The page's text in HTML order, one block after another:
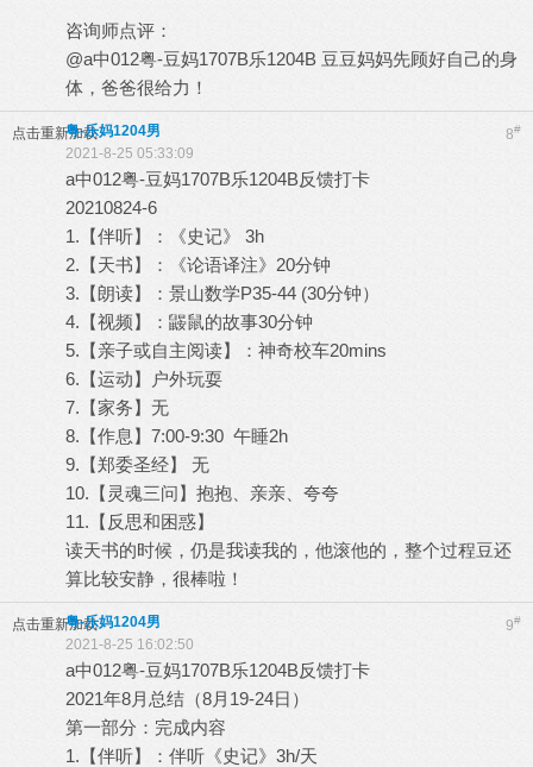
咨询师点评：
@a中012粤-豆妈1707B乐1204B 豆豆妈妈先顾好自己的身
体，爸爸很给力！
点击重新加载 8#
粤-乐妈1204男
2021-8-25 05:33:09
a中012粤-豆妈1707B乐1204B反馈打卡
20210824-6
1.【伴听】：《史记》 3h
2.【天书】：《论语译注》20分钟
3.【朗读】：景山数学P35-44 (30分钟）
4.【视频】：鼹鼠的故事30分钟
5.【亲子或自主阅读】：神奇校车20mins
6.【运动】户外玩耍
7.【家务】无
8.【作息】7:00-9:30 午睡2h
9.【郑委圣经】 无
10.【灵魂三问】抱抱、亲亲、夸夸
11.【反思和困惑】
读天书的时候，仍是我读我的，他滚他的，整个过程豆还
算比较安静，很棒啦！
点击重新加载 9#
粤-乐妈1204男
2021-8-25 16:02:50
a中012粤-豆妈1707B乐1204B反馈打卡
2021年8月总结（8月19-24日）
第一部分：完成内容
1.【伴听】：伴听《史记》3h/天